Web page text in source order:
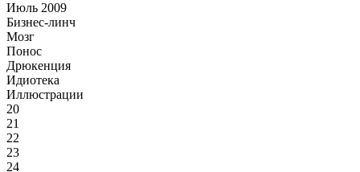
Июль 2009
Бизнес-линч
Мозг
Понос
Дрюкенция
Идиотека
Иллюстрации
20
21
22
23
24